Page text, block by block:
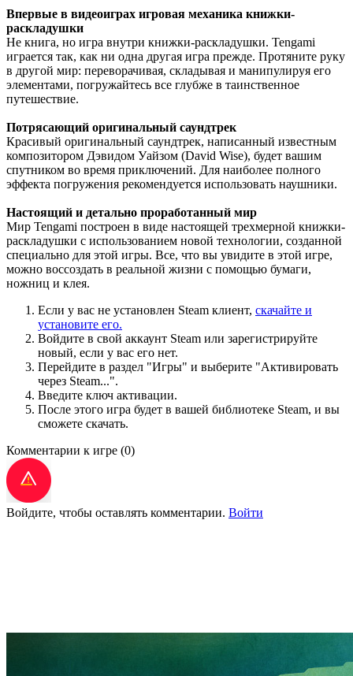
Впервые в видеоиграх игровая механика книжки-
раскладушки
Не книга, но игра внутри книжки-раскладушки. Tengami
играется так, как ни одна другая игра прежде. Протяните руку
в другой мир: переворачивая, складывая и манипулируя его
элементами, погружайтесь все глубже в таинственное
путешествие.
Потрясающий оригинальный саундтрек
Красивый оригинальный саундтрек, написанный известным
композитором Дэвидом Уайзом (David Wise), будет вашим
спутником во время приключений. Для наиболее полного
эффекта погружения рекомендуется использовать наушники.
Настоящий и детально проработанный мир
Мир Tengami построен в виде настоящей трехмерной книжки-
раскладушки с использованием новой технологии, созданной
специально для этой игры. Все, что вы увидите в этой игре,
можно воссоздать в реальной жизни с помощью бумаги,
ножниц и клея.
Если у вас не установлен Steam клиент, скачайте и
установите его.
Войдите в свой аккаунт Steam или зарегистрируйте
новый, если у вас его нет.
Перейдите в раздел "Игры" и выберите "Активировать
через Steam...".
Введите ключ активации.
После этого игра будет в вашей библиотеке Steam, и вы
сможете скачать.
Комментарии к игре (0)
Войдите, чтобы оставлять комментарии. Войти